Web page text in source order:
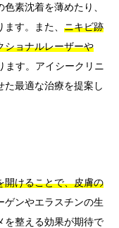
素沈着を薄めたり、
す。また、 ニキビ跡
ショナルレーザーや
ます。アイシークリニ
た最適な治療を提案し
開けることで、皮膚の
ゲンやエラスチンの生
を整える効果が期待で